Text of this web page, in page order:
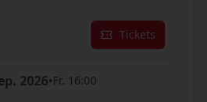
Tickets
2026•Fr. 16:00